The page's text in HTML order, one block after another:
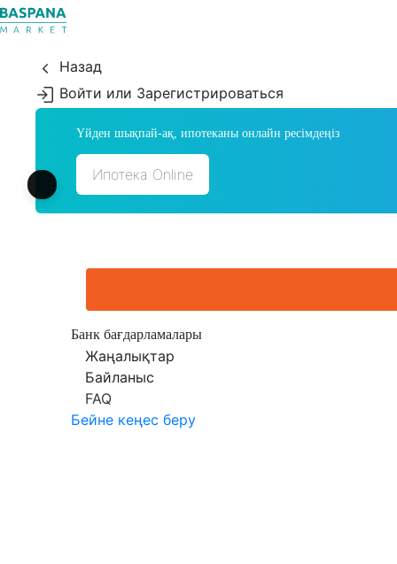
Назад
Войти или Зарегистрироваться
Үйден шықпай-ақ, ипотеканы онлайн ресімдеңіз
Ипотека Online
Банк бағдарламалары
Жаңалықтар
Байланыс
FAQ
Бейне кеңес беру